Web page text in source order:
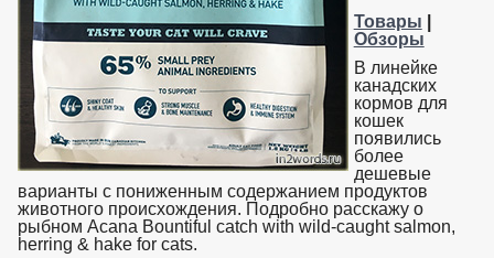
Товары
Обзоры
В линейке
канадских
кормов для
кошек
появились
более
дешевые
варианты с пониженным содержанием продуктов
животного происхождения. Подробно расскажу о
рыбном Acana Bountiful catch with wild-caught salmon,
herring & hake for cats.